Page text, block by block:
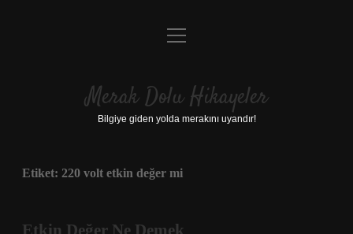
Anasayfa
Yasal Uyarı
menüyü
Merak Dolu Hikayeler
Bilgiye giden yolda merakını uyandır!
Etiket: 220 volt etkin değer mi
Etkin Değer Ne Demek